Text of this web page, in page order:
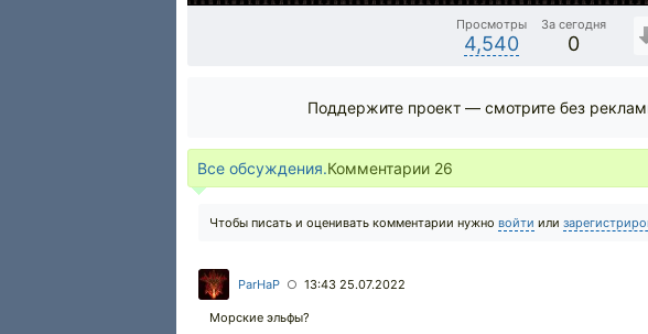
Просмотры
4,540
За сегодня
0
Поддержите проект — смотрите без
Все обсуждения.Комментарии 26
Чтобы писать и оценивать комментарии нужно войти или
ParHaP ○ 13:43 25.07.2022
Морские эльфы?